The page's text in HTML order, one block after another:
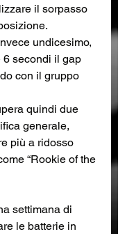
il sorpasso
undicesimo,
6 secondi il gap
con il gruppo
quindi due
generale,
più a ridosso
“Rookie of the
settimana di
le batterie in